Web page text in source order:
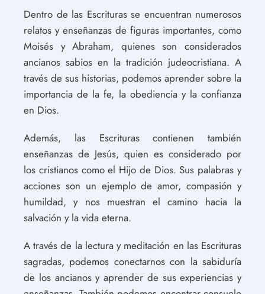
Dentro de las Escrituras se encuentran numerosos
relatos y enseñanzas de figuras importantes, como
Moisés y Abraham, quienes son considerados
ancianos sabios en la tradición judeocristiana. A
través de sus historias, podemos aprender sobre la
importancia de la fe, la obediencia y la confianza
en Dios.
Además, las Escrituras contienen también
enseñanzas de Jesús, quien es considerado por
los cristianos como el Hijo de Dios. Sus palabras y
acciones son un ejemplo de amor, compasión y
humildad, y nos muestran el camino hacia la
salvación y la vida eterna.
A través de la lectura y meditación en las Escrituras
sagradas, podemos conectarnos con la sabiduría
de los ancianos y aprender de sus experiencias y